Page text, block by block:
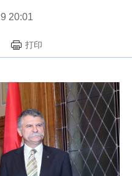
20:01
打印